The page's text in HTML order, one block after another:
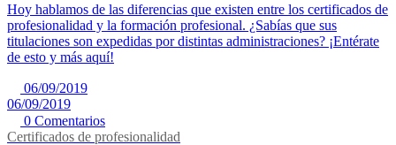
Hoy hablamos de las diferencias que existen entre los certificados de
profesionalidad y la formación profesional. ¿Sabías que sus
titulaciones son expedidas por distintas administraciones? ¡Entérate
de esto y más aquí!
06/09/2019
06/09/2019
0 Comentarios
Certificados de profesionalidad